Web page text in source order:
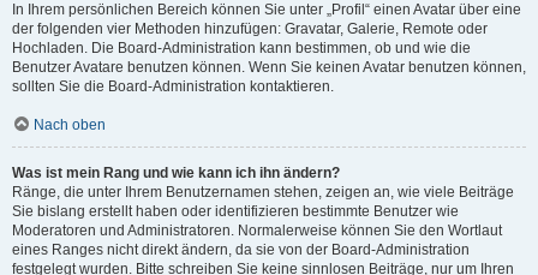
In Ihrem persönlichen Bereich können Sie unter „Profil“ einen Avatar über eine
der folgenden vier Methoden hinzufügen: Gravatar, Galerie, Remote oder
Hochladen. Die Board-Administration kann bestimmen, ob und wie die
Benutzer Avatare benutzen können. Wenn Sie keinen Avatar benutzen können,
sollten Sie die Board-Administration kontaktieren.
Nach oben
Was ist mein Rang und wie kann ich ihn ändern?
Ränge, die unter Ihrem Benutzernamen stehen, zeigen an, wie viele Beiträge
Sie bislang erstellt haben oder identifizieren bestimmte Benutzer wie
Moderatoren und Administratoren. Normalerweise können Sie den Wortlaut
eines Ranges nicht direkt ändern, da sie von der Board-Administration
festgelegt wurden. Bitte schreiben Sie keine sinnlosen Beiträge, nur um Ihren